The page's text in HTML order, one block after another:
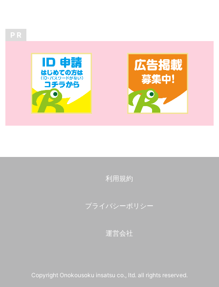
P R
利用規約
プライバシーポリシー
運営会社
Copyright Onokousoku insatsu co., ltd. all rights reserved.